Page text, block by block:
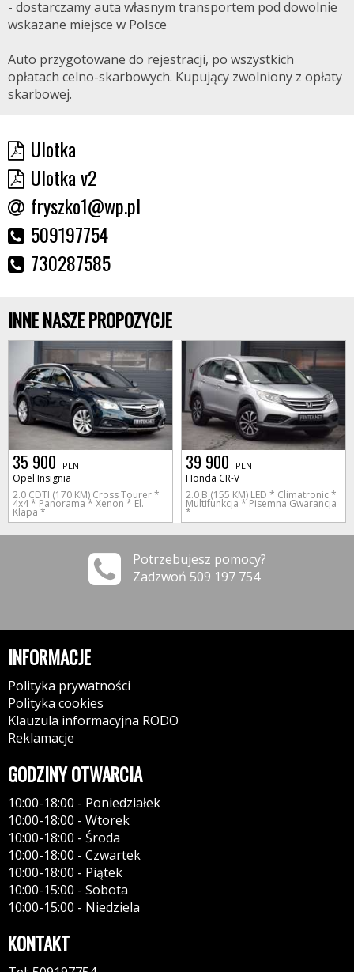
- dostarczamy auta własnym transportem pod dowolnie
wskazane miejsce w Polsce
Auto przygotowane do rejestracji, po wszystkich
opłatach celno-skarbowych. Kupujący zwolniony z opłaty
skarbowej.
Ulotka
Ulotka v2
fryszko1@wp.pl
509197754
730287585
INNE NASZE PROPOZYCJE
35 900 PLN
Opel Insignia
2.0 CDTI (170 KM) Cross Tourer *
4x4 * Panorama * Xenon * El.
Klapa *
39 900 PLN
Honda CR-V
2.0 B (155 KM) LED * Climatronic *
Multifunkcja * Pisemna Gwarancja
*
Potrzebujesz pomocy?
Zadzwoń 509 197 754
INFORMACJE
Polityka prywatności
Polityka cookies
Klauzula informacyjna RODO
Reklamacje
GODZINY OTWARCIA
10:00-18:00 - Poniedziałek
10:00-18:00 - Wtorek
10:00-18:00 - Środa
10:00-18:00 - Czwartek
10:00-18:00 - Piątek
10:00-15:00 - Sobota
10:00-15:00 - Niedziela
KONTAKT